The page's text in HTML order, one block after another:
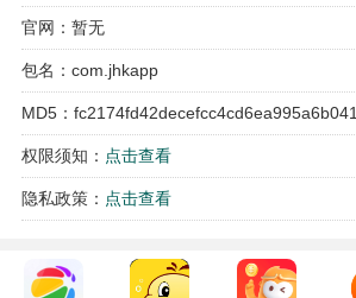
官网：暂无
包名：com.jhkapp
MD5：fc2174fd42decefcc4cd6ea995a6b041
权限须知： 点击查看
隐私政策： 点击查看